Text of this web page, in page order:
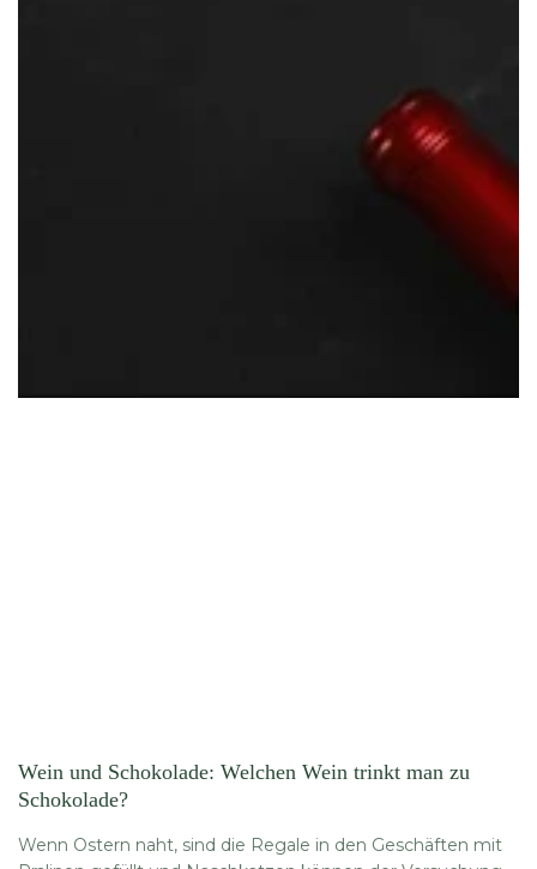
Wein und Schokolade: Welchen Wein trinkt man zu
Schokolade?
Wenn Ostern naht, sind die Regale in den Geschäften mit